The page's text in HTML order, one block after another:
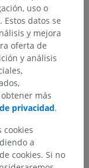
uso o
datos se
y mejora
oferta de
y análisis
más
privacidad.
a
cookies. Si no